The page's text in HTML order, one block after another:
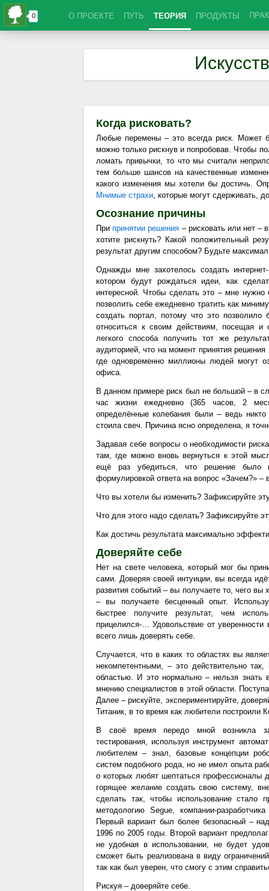
О ПРОЕКТЕ ПУТЬ ТЕОРИЯ ПРОДУКТЫ
Когда рисковать?
Любые перемены – это всегда риск. Может
можно только рискнув и попробовав. Чтобы
ломать привычки, то что мы считали
тем больше шансов на качественные
какого изменения мы хотели бы достичь.
Мнимые страхи, которые могут сдерживать,
Осознание причины
Припринятии решения – рисковать или нет –
хотите рискнуть? Какой положительный
результат другим способом? Будьте
Однажды мне захотелось создать
котором будут рождаться идеи, как
интересной. Чтобы сделать это – мне нужно
позволить себе ежедневно тратить как
создать портал, потому что это
относиться к своим действиям, посещая
легкого способа получить тот же
аудиторией, что на момент принятия
где одновременно миллионы людей могут
офиса.
В данном примере риск был не большой – в
час жизни ежедневно (365 часов, 2
определённые колебания были – ведь
стоила свеч. Причина ясно определена, я
Задавая себе вопросы о необходимости
там, где можно вновь вернуться к этой
ещё раз убедиться, что решение было
формулировкой ответа на вопрос «Зачем?» –
Что вы хотели бы изменить? Зафиксируйте
Что для этого надо сделать? Зафиксируйте
Как достичь результата максимально
Доверяйте себе
Нет на свете человека, который мог бы
сами. Доверяя своей интуиции, вы всегда
развития событий – вы получаете то, чего
– вы получаете бесценный опыт.
быстрее получите результат, чем
прицелился-… Удовольствие от
всего лишь доверять себе.
Случается, что в каких то областях вы
некомпетентными, – это действительно
областью. И это нормально – нельзя
мнению специалистов в этой области.
Далее – рискуйте, экспериментируйте,
Титаник, в то время как любители построили
В своё время передо мной возникла
тестирования, используя инструмент
любителем – знал, базовые концепции
систем подобного рода, но не имел опыта
о которых любят шептаться профессионалы
горящее желание создать свою систему,
сделать так, чтобы использование стало
методологию Segue, компании-
Первый вариант был более безопасный –
1996 по 2005 годы. Второй вариант
не удобная в использовании, не будет
сможет быть реализована в виду
так как был уверен, что смогу с этим
Рискуя – доверяйте себе.